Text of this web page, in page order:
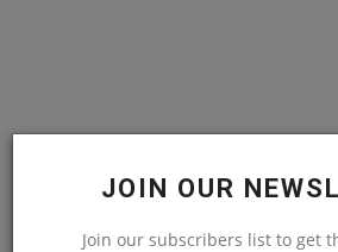
JOIN OUR
Join our subscribers list to get